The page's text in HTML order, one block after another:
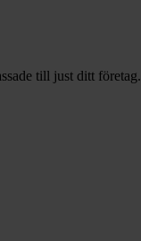
till just ditt företag.